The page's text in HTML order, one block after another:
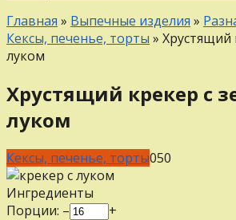
Главная » Выпечные изделия »
Кексы, печенье, торты » Хрустящий
луком
Хрустящий крекер с
луком
Кексы, печенье, торты050
Ингредиенты
Порции: –
+